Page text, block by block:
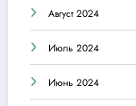
Август 2024
Июль 2024
Июнь 2024